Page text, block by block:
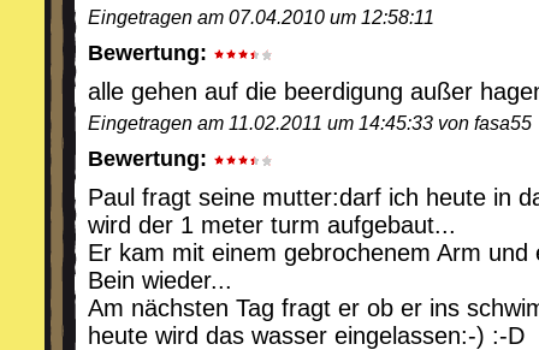
Eingetragen am 07.04.2010 um 12:58:11
Bewertung:
alle gehen auf die beerdigung außer
Eingetragen am 11.02.2011 um 14:45:33 von fasa55
Bewertung:
Paul fragt seine mutter:darf ich heute in
wird der 1 meter turm aufgebaut...
Er kam mit einem gebrochenem Arm und
Bein wieder...
Am nächsten Tag fragt er ob er ins
heute wird das wasser eingelassen:-) :-D